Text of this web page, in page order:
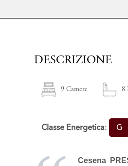
DESCRIZIONE
9 Camere 8
Classe Energetica: G
Cesena 